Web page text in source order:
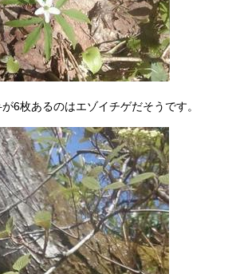
6枚あるのはエゾイチゲだそうです。